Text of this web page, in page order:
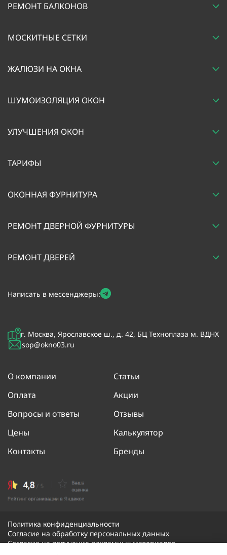
г. Москва, Ярославское ш., д. 42, БЦ Техноплаза м. ВДНХ
sop@okno03.ru
О компании
Статьи
Оплата
Акции
Вопросы и ответы
Отзывы
Цены
Калькулятор
Контакты
Бренды
Написать в мессенджеры:
РЕМОНТ БАЛКОНОВ
МОСКИТНЫЕ СЕТКИ
ЖАЛЮЗИ НА ОКНА
ШУМОИЗОЛЯЦИЯ ОКОН
УЛУЧШЕНИЯ ОКОН
ТАРИФЫ
ОКОННАЯ ФУРНИТУРА
РЕМОНТ ДВЕРНОЙ ФУРНИТУРЫ
РЕМОНТ ДВЕРЕЙ
Политика конфиденциальности
Согласие на обработку персональных данных
Согласие на получение рекламных материалов